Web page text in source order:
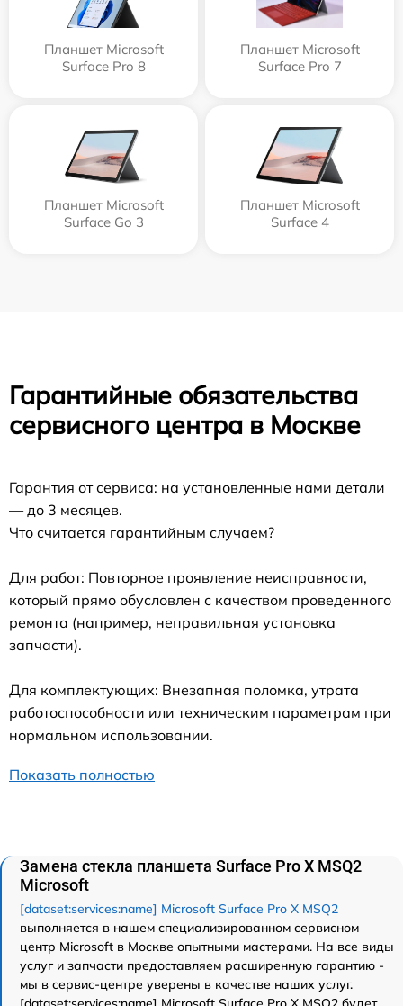
Планшет Microsoft
Surface Pro 8
Планшет Microsoft
Surface Pro 7
Планшет Microsoft
Surface Go 3
Планшет Microsoft
Surface 4
Гарантийные обязательства
сервисного центра в Москве
Гарантия от сервиса: на установленные нами детали
— до 3 месяцев.
Что считается гарантийным случаем?
Для работ: Повторное проявление неисправности,
который прямо обусловлен с качеством проведенного
ремонта (например, неправильная установка
запчасти).
Для комплектующих: Внезапная поломка, утрата
работоспособности или техническим параметрам при
нормальном использовании.
Показать полностью
Замена стекла планшета Surface Pro X MSQ2
Microsoft
[dataset:services:name] Microsoft Surface Pro X MSQ2
выполняется в нашем специализированном сервисном
центр Microsoft в Москве опытными мастерами. На все виды
услуг и запчасти предоставляем расширенную гарантию -
мы в сервис-центре уверены в качестве наших услуг.